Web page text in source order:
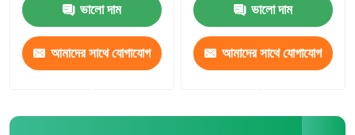
ভালো দাম
আমাদের সাথে যোগাযোগ
ভালো দাম
আমাদের সাথে যোগাযোগ